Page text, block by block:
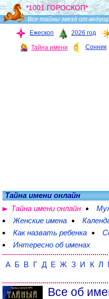
*1001 ГОРОСКОП*
Все тайны звезд от
Ежескоп
2026 год
Тайна имени Сонник
Тайна имени онлайн
Тайна имени онлайн
Женские имена
Как назвать ребенка
Интересно об именах
А Б В Г Д Е Ж З И К Л
Все об